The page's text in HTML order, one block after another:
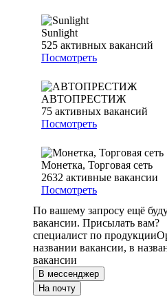
Sunlight
525 активных вакансий
Посмотреть
АВТОПРЕСТИЖ
75 активных вакансий
Посмотреть
Монетка, Торговая сеть
2632 активные вакансии
Посмотреть
По вашему запросу ещё
вакансии. Присылать вам?
специалист по продукции
названии вакансии, в
вакансии
В мессенджер
На почту